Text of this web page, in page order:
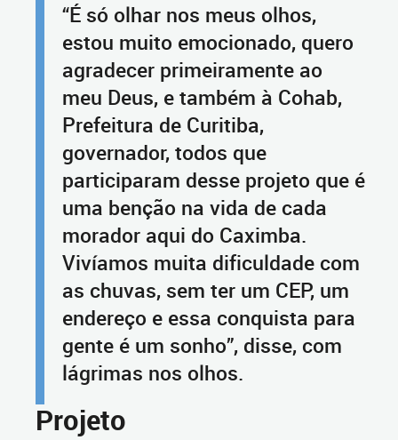
“É só olhar nos meus olhos,
estou muito emocionado, quero
agradecer primeiramente ao
meu Deus, e também à Cohab,
Prefeitura de Curitiba,
governador, todos que
participaram desse projeto que é
uma benção na vida de cada
morador aqui do Caximba.
Vivíamos muita dificuldade com
as chuvas, sem ter um CEP, um
endereço e essa conquista para
gente é um sonho”, disse, com
lágrimas nos olhos.
Projeto